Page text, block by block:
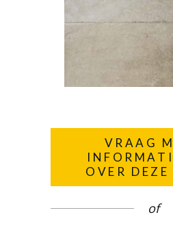
VRAAG
OVER DEZE
of